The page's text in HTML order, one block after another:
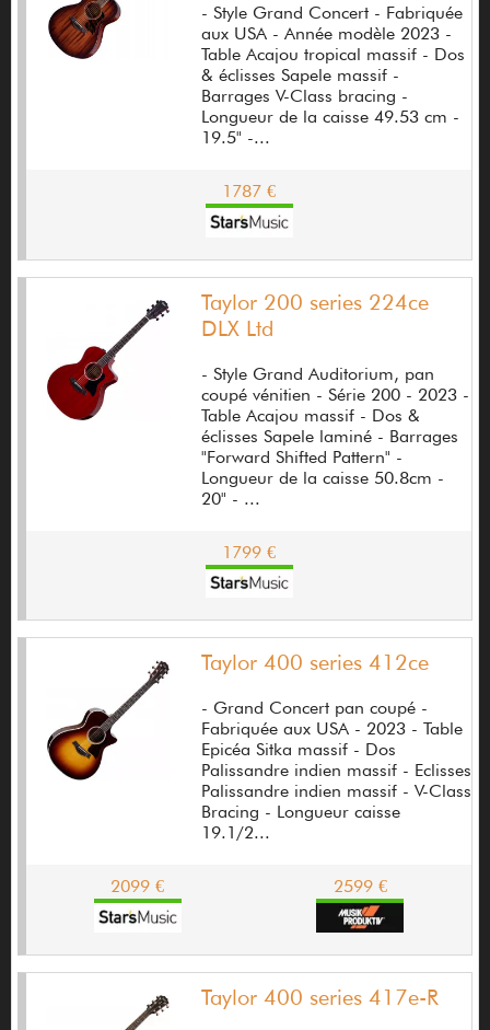
Bondi Effect
Brunetti
BSG
BSS
Bullet Cable
Burlaud Jean-Marc
Burns
Cakewalk
Carl Martin
Carlsbro
Caroline Guitar Company
Caron Mathias
- Style Grand Concert - Fabriquée
aux USA - Année modèle 2023 -
Table Acajou tropical massif - Dos
& éclisses Sapele massif -
Barrages V-Class bracing -
Longueur de la caisse 49.53 cm -
19.5" -...
1787 €
Taylor 200 series 224ce
DLX Ltd
- Style Grand Auditorium, pan
coupé vénitien - Série 200 - 2023 -
Table Acajou massif - Dos &
éclisses Sapele laminé - Barrages
"Forward Shifted Pattern" -
Longueur de la caisse 50.8cm -
20" - ...
1799 €
Taylor 400 series 412ce
- Grand Concert pan coupé -
Fabriquée aux USA - 2023 - Table
Epicéa Sitka massif - Dos
Palissandre indien massif - Eclisses
Palissandre indien massif - V-Class
Bracing - Longueur caisse
19.1/2...
2099 € 2599 €
Taylor 400 series 417e-R